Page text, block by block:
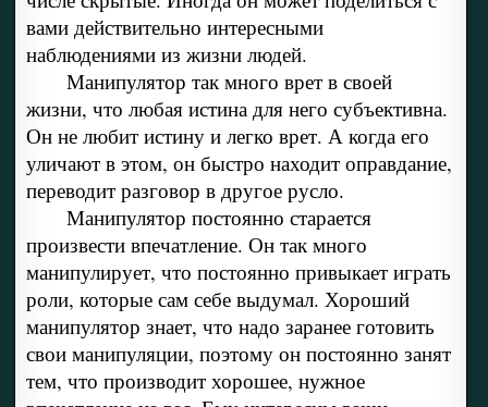
вами действительно интересными
наблюдениями из жизни людей.
Манипулятор так много врет в своей
жизни, что любая истина для него субъективна.
Он не любит истину и легко врет. А когда его
уличают в этом, он быстро находит оправдание,
переводит разговор в другое русло.
Манипулятор постоянно старается
произвести впечатление. Он так много
манипулирует, что постоянно привыкает играть
роли, которые сам себе выдумал. Хороший
манипулятор знает, что надо заранее готовить
свои манипуляции, поэтому он постоянно занят
тем, что производит хорошее, нужное